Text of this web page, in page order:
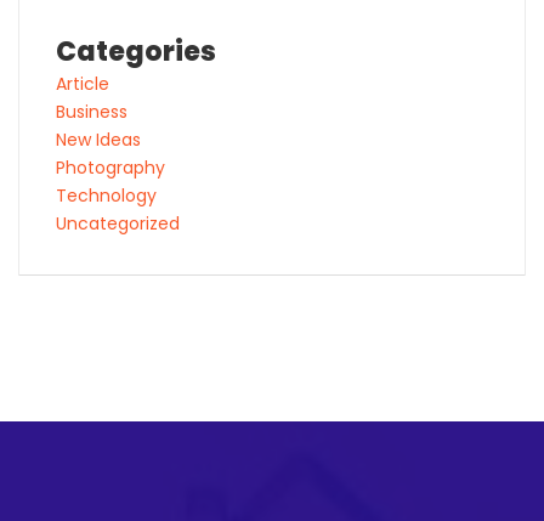
Categories
Article
Business
New Ideas
Photography
Technology
Uncategorized